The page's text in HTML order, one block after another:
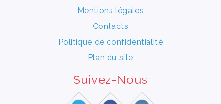
Mentions légales
Contacts
Politique de confidentialité
Plan du site
Suivez-Nous